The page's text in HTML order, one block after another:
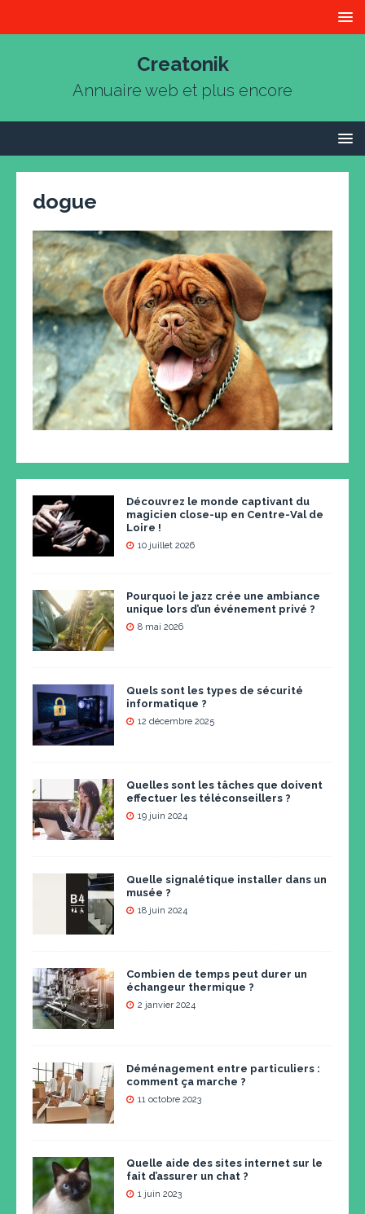
Creatonik
Annuaire web et plus encore
dogue
Découvrez le monde captivant du
magicien close-up en Centre-Val de
Loire !
10 juillet 2026
Pourquoi le jazz crée une ambiance
unique lors d’un événement privé ?
8 mai 2026
Quels sont les types de sécurité
informatique ?
12 décembre 2025
Quelles sont les tâches que doivent
effectuer les téléconseillers ?
19 juin 2024
Quelle signalétique installer dans un
musée ?
18 juin 2024
Combien de temps peut durer un
échangeur thermique ?
2 janvier 2024
Déménagement entre particuliers :
comment ça marche ?
11 octobre 2023
Quelle aide des sites internet sur le
fait d’assurer un chat ?
1 juin 2023